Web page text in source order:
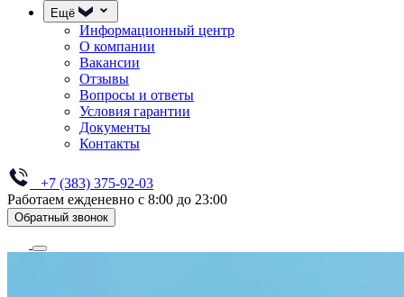
Ещё
Информационный центр
О компании
Вакансии
Отзывы
Вопросы и ответы
Условия гарантии
Документы
Контакты
+7 (383) 375-92-03
Работаем ежденевно с 8:00 до 23:00
Обратный звонок